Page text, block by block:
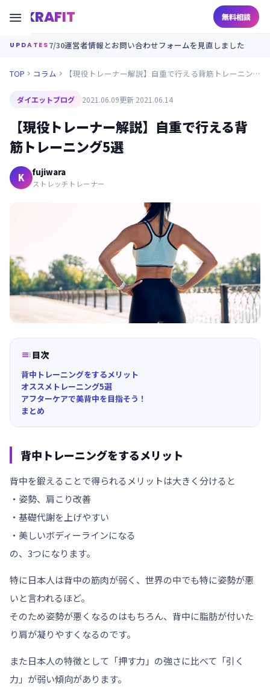
KRAFIT 無料相談

UPDATES 7/30運営者情報とお問い合わせフォームを見直しました
TOP  コラム  【現役トレーナー解説】自重で行える背筋トレーニング5選
ダイエットブログ 2021.06.09更新 2021.06.14
【現役トレーナー解説】自重で行える背
筋トレーニング5選
K fujiwara
ストレッチトレーナー
目次
背中トレーニングをするメリット
オススメトレーニング5選
アフターケアで美背中を目指そう！
まとめ
背中トレーニングをするメリット
背中を鍛えることで得られるメリットは大きく分けると
・姿勢、肩こり改善
・基礎代謝を上げやすい
・美しいボディーラインになる
の、3つになります。
特に日本人は背中の筋肉が弱く 、世界の中でも特に姿勢が悪
いと言われるほど。
そのため姿勢が悪くなるのはもちろん、 背中に脂肪が付いた
り肩が凝りやすく なるのです。
また日本人の特徴として「押す力」の強さに比べて「引く
力」が弱い傾向があります。